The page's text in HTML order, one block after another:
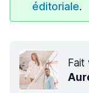
éditoriale.